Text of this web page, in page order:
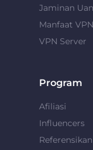
Jaminan
Manfaat VPN
VPN Server
Program
Afiliasi
Influencers